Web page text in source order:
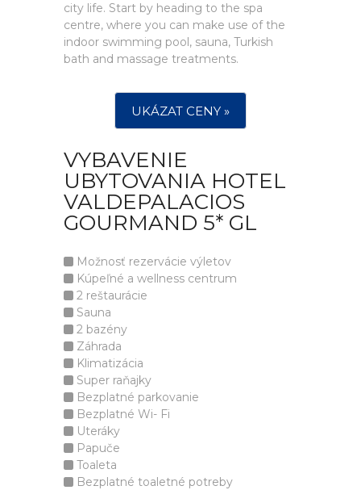
city life. Start by heading to the spa
centre, where you can make use of the
indoor swimming pool, sauna, Turkish
bath and massage treatments.
UKÁZAT CENY »
VYBAVENIE
UBYTOVANIA HOTEL
VALDEPALACIOS
GOURMAND 5* GL
Možnosť rezervácie výletov
Kúpeľné a wellness centrum
2 reštaurácie
Sauna
2 bazény
Záhrada
Klimatizácia
Super raňajky
Bezplatné parkovanie
Bezplatné Wi- Fi
Uteráky
Papuče
Toaleta
Bezplatné toaletné potreby